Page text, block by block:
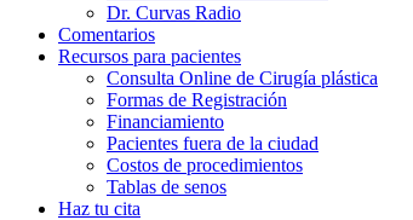
Dr. Curvas Radio
Comentarios
Recursos para pacientes
Consulta Online de Cirugía plástica
Formas de Registración
Financiamiento
Pacientes fuera de la ciudad
Costos de procedimientos
Tablas de senos
Haz tu cita